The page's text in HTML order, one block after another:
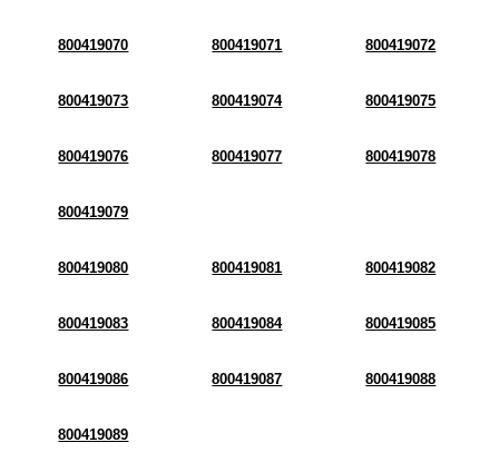
800419070 800419071 800419072
800419073 800419074 800419075
800419076 800419077 800419078
800419079
800419080 800419081 800419082
800419083 800419084 800419085
800419086 800419087 800419088
800419089